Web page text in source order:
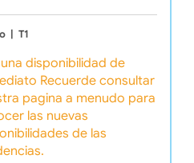
| T1
disponibilidad de
Recuerde consultar
pagina a menudo para
las nuevas
de las